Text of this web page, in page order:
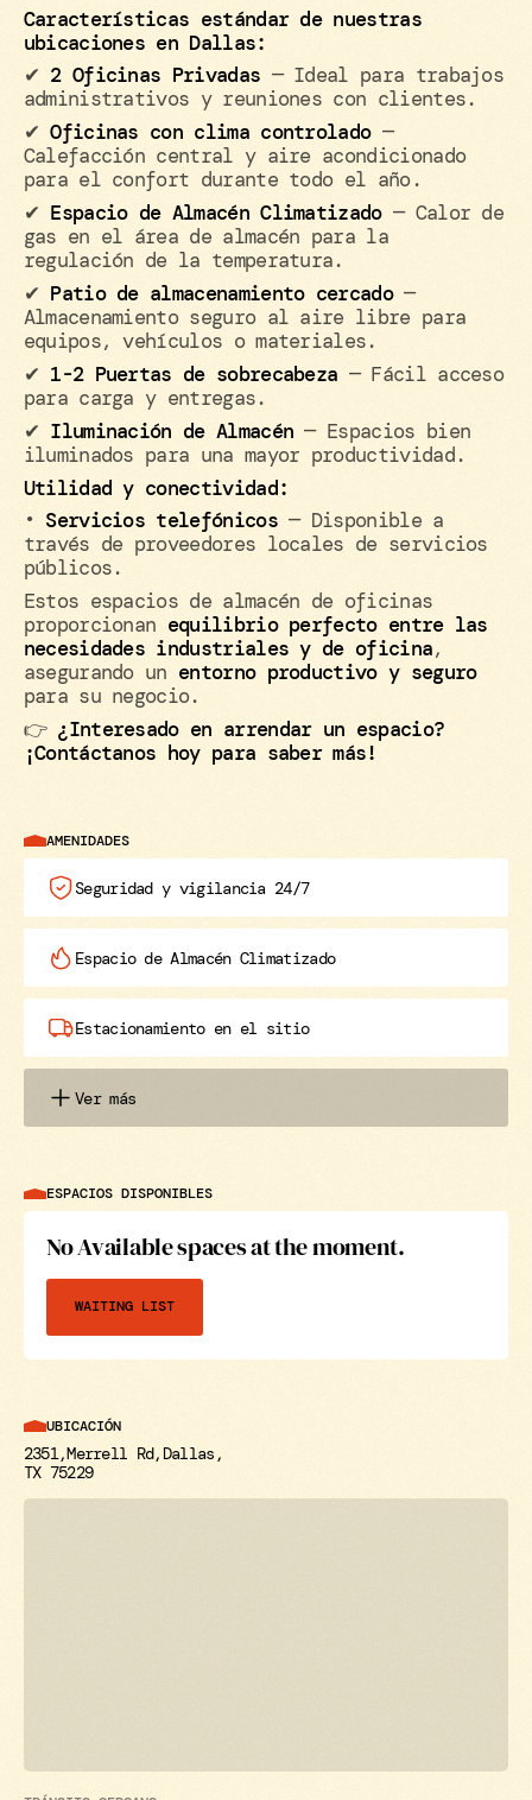
Características estándar de nuestras
ubicaciones en Dallas:
✔ 2 Oficinas Privadas — Ideal para trabajos
administrativos y reuniones con clientes.
✔Oficinas con clima controlado—
Calefacción central y aire acondicionado
para el confort durante todo el año.
✔ Espacio de Almacén Climatizado— Calor de
gas en el área de almacén para la
regulación de la temperatura.
✔ Patio de almacenamiento cercado—
Almacenamiento seguro al aire libre para
equipos, vehículos o materiales.
✔ 1-2 Puertas de sobrecabeza — Fácil acceso
para carga y entregas.
✔ Iluminación de Almacén — Espacios bien
iluminados para una mayor productividad.
Utilidad y conectividad:
• Servicios telefónicos— Disponible a
través de proveedores locales de servicios
públicos.
Estos espacios de almacén de oficinas
proporcionan equilibrio perfecto entre las
necesidades industriales y de oficina,
asegurando un entorno productivo y seguro
para su negocio.
👉 ¿Interesado en arrendar un espacio?
¡Contáctanos hoy para saber más!
AMENIDADES
Seguridad y vigilancia 24/7
Espacio de Almacén Climatizado
Estacionamiento en el sitio
Ver más
ESPACIOS DISPONIBLES
No Available spaces at the moment.
WAITING LIST
UBICACIÓN
2351 Merrell Rd Dallas
TX 75229